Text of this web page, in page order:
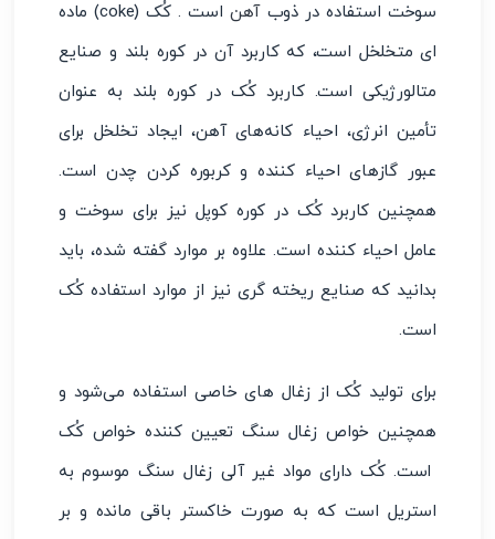
سوخت استفاده در ذوبآهن
است . کُک (coke) ماده
ای متخلخل است، که کاربرد آن در کوره بلند و صنایع
متالورژیکی است. کاربرد کُک در کوره بلند به عنوان
تأمین انرژی، احیاء کانه‌های آهن، ایجاد تخلخل برای
عبور گازهای احیاء کننده و کربوره کردن چدن است.
همچنین کاربرد کُک در کوره کوپل نیز برای سوخت و
عامل احیاء کننده است. علاوه بر موارد گفته شده، باید
بدانید که صنایع ریخته گری نیز از موارد استفاده کُک
است.
برای تولید کُک از زغال های خاصی استفاده می‌شود و
همچنین خواص زغال سنگ تعیین کننده خواص کُک
است. کُک دارای مواد غیر آلی زغال سنگ موسوم به
استریل است که به صورت خاکستر باقی مانده و بر